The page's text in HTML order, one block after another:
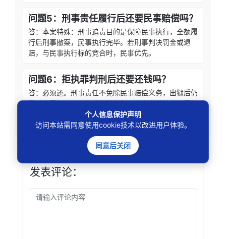
问题5：刑事责任履行后还要民事赔偿吗？
答：本案特殊：刑事追责目的是保障民事执行，全额履
行后刑事撤案，民事执行完毕。若刑事判决罚金或退
赔，与民事执行标的竞合时，民事优先。
问题6：拒执罪判刑后还要还钱吗？
答：必须还。刑事责任不免除民事赔偿义务，出狱后仍
需继续履行，且可能被继续执行。本案谢某某选择履行
而非服刑，明智之举。
发表评论：
个人信息保护声明
访问本站需同意使用cookie技术以改进用户体验。
同意后关闭